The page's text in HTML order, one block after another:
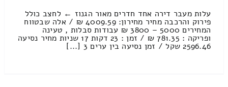
עלות מעבר דירה אחד חדרים מאור הגנוז ← לחצב כולל
פירוק והרכבה מחיר מחירון: 4009.59 ₪ / אלה שבטווח
המחירים 5000 – 3800 ₪ עבודות סבלות , טעינה
ופריקה : 781.35 ₪ / זמן : 23 דקות 17 שניות מחיר נסיעה
2596.46 שקל / זמן נסיעה בין ערים 3 [...]